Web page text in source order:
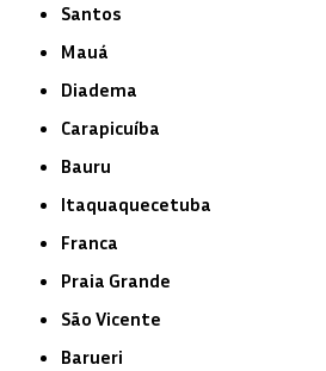
Santos
Mauá
Diadema
Carapicuíba
Bauru
Itaquaquecetuba
Franca
Praia Grande
São Vicente
Barueri